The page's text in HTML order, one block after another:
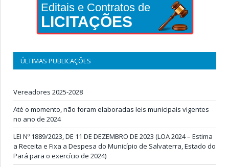
Editais e Contratos de
LICITAÇÕES
ÚLTIMAS PUBLICAÇÕES
Vereadores 2025-2028
Até o momento, não foram elaboradas leis municipais vigentes
no ano de 2024
LEI Nº 1889/2023, DE 11 DE DEZEMBRO DE 2023 (LOA 2024 – Estima
a Receita e Fixa a Despesa do Município de Salvaterra, Estado do
Pará para o exercício de 2024)